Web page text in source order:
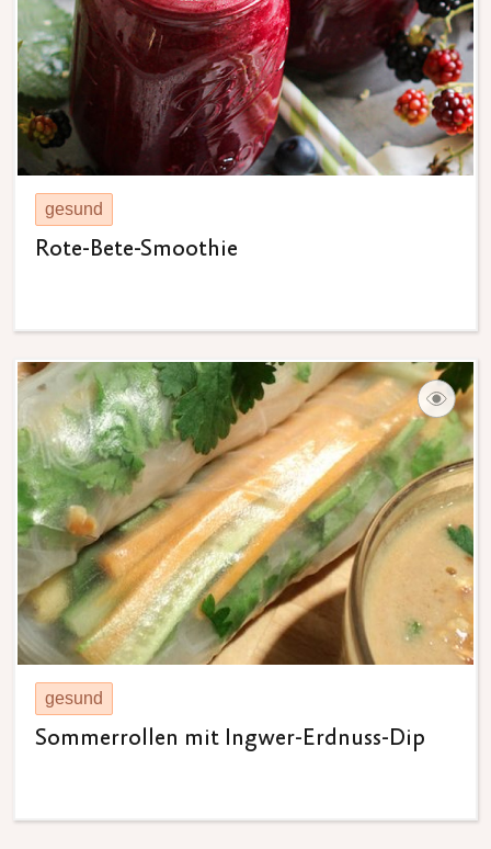
gesund
Rote-Bete-Smoothie
gesund
Sommerrollen mit Ingwer-Erdnuss-Dip